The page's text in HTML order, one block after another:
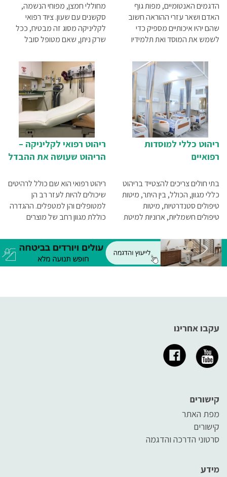
הדגמים האנטומיים, מפות גוף
האדם ושאר עזרי ההוראה חשוב
שהם יהיו איכותיים מספיק כדי
לשמש את המוסד ואת תלמידיו
מחוללי חמצן, מפוחי הנשמה,
סקשנים עם שעון. ציוד רפואי
לקליניקה מסוג זה מבטיח, ככל
שרק ניתן, שאם מטופל סובל
במקום יימצא כל הציוד הדרוש
שימקסם את הסיכוי להצילו.
ריהוט כללי למוסדות
רפואיים
בתי חולים צריכים להצטייד בריהוט
כללי מגוון, הכולל, בין היתר, מיטות
טיפולים סטנדרטיות, מיטות
טיפולים חשמליות, ארוניות למיטת
עגלות טיפולים, עגלות לקיחת
דמים, עגלות תרופות, שרפרפים
לצוותים הרפואיים
ריהוט רפואי לקליניקה –
הריהוט שעושה את ההבדל
ריהוט רפואי הוא שם כולל לרהיטים
שיכולים להיות לעזר רב הן
למטופלים והן למטפלים. ההגדרה
כוללת מגוון רחב של מוצרים
ונוח יותר עבור המטופל והמטפל
כאחד, ואין ספק שכל קליניקה
ומוסד רפואי צריכים להצטייד בהם.
עקבו אחרינו
קישורים
מפת האתר
קישורים
סרטוני הדרכה והדגמה
מידע